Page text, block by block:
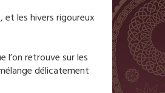
et les hivers rigoureux
l’on retrouve sur les
délicatement